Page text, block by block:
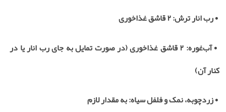
•رب انار ترش:۲قاشق غذاخوری
•آب‌غوره:۲قاشق غذاخوری (در صورت تمایل به جای رب انار یا در
کنار آن)
•زردچوبه، نمک و فلفل سیاه: به مقدار لازم